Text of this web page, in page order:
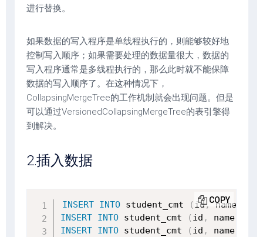
进行替换。
如果数据的写入程序是单线程执行的，则能够较好地
控制写入顺序；如果需要处理的数据量很大，数据的
写入程序通常是多线程执行的，那么此时就不能保障
数据的写入顺序了。在这种情况下，
CollapsingMergeTree的工作机制就会出现问题。但是
可以通过VersionedCollapsingMergeTree的表引擎得
到解决。
2.插入数据
INSERT INTO student_cmt ( id, name
INSERT INTO student_cmt ( id , name
INSERT INTO student_cmt ( id , name
COPY